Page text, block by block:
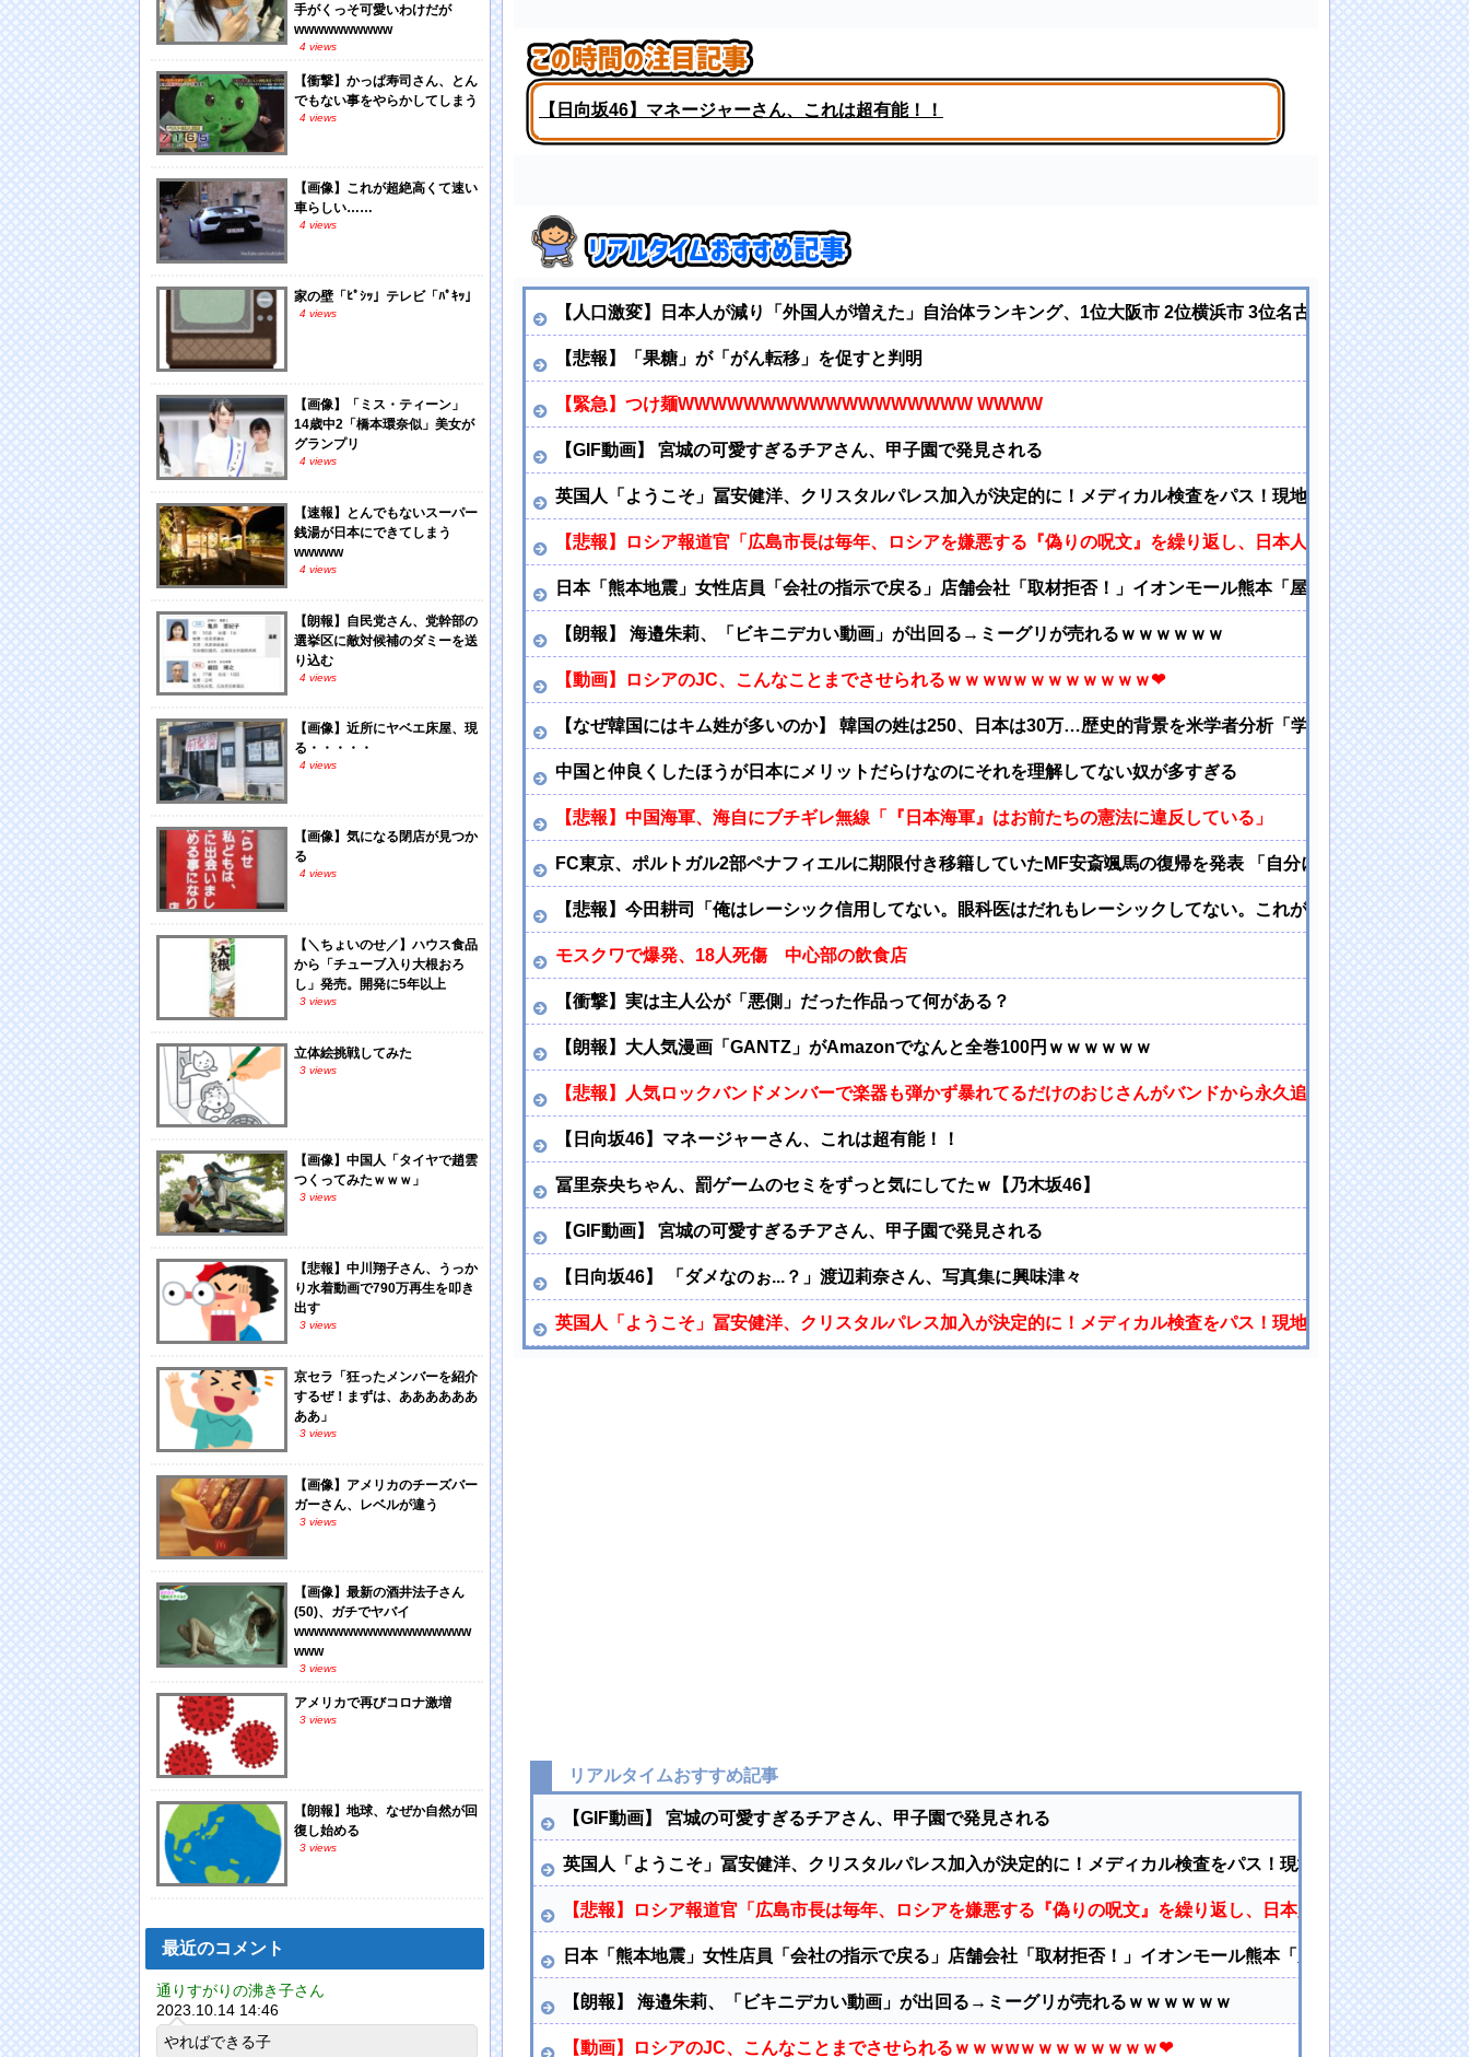
【日向坂46】マネージャーさん、これは超有能！！
【人口激変】日本人が減り「外国人が増えた」自治体ランキング、1位大阪市 2位横浜市 3位名古屋市 4位京都市 5
【悲報】「果糖」が「がん転移」を促すと判明
【緊急】つけ麺WWWWWWWWWWWWWWWWWW WWWW
【GIF動画】 宮城の可愛すぎるチアさん、甲子園で発見される
英国人「ようこそ」冨安健洋、クリスタルパレス加入が決定的に！メディカル検査をパス！現地サポが歓迎！アー
【悲報】ロシア報道官「広島市長は毎年、ロシアを嫌悪する『偽りの呪文』を繰り返し、日本人をゾンビ化させて
日本「熊本地震」女性店員「会社の指示で戻る」店舗会社「取材拒否！」イオンモール熊本「屋外の貯蔵ﾀﾝｸは無
【朗報】 海邉朱莉、「ビキニデカい動画」が出回る→ミーグリが売れるｗｗｗｗｗｗ
【動画】ロシアのJC、こんなことまでさせられるｗｗｗwｗｗｗｗｗｗｗｗ❤
【なぜ韓国にはキム姓が多いのか】 韓国の姓は250、日本は30万…歴史的背景を米学者分析「学問尊重と平和な歴
中国と仲良くしたほうが日本にメリットだらけなのにそれを理解してない奴が多すぎる
【悲報】中国海軍、海自にブチギレ無線「『日本海軍』はお前たちの憲法に違反している」
FC東京、ポルトガル2部ペナフィエルに期限付き移籍していたMF安斎颯馬の復帰を発表 「自分にできることを精一
【悲報】今田耕司「俺はレーシック信用してない。眼科医はだれもレーシックしてない。これが答えやんか」
モスクワで爆発、18人死傷 中心部の飲食店
【衝撃】実は主人公が「悪側」だった作品って何がある？
【朗報】大人気漫画「GANTZ」がAmazonでなんと全巻100円ｗｗｗｗｗｗ
【悲報】人気ロックバンドメンバーで楽器も弾かず暴れてるだけのおじさんがバンドから永久追放されてしまう・・
【日向坂46】マネージャーさん、これは超有能！！
冨里奈央ちゃん、罰ゲームのセミをずっと気にしてたｗ【乃木坂46】
【GIF動画】 宮城の可愛すぎるチアさん、甲子園で発見される
【日向坂46】 「ダメなのぉ...？」渡辺莉奈さん、写真集に興味津々
英国人「ようこそ」冨安健洋、クリスタルパレス加入が決定的に！メディカル検査をパス！現地サポが歓迎！アー
リアルタイムおすすめ記事
【GIF動画】 宮城の可愛すぎるチアさん、甲子園で発見される
英国人「ようこそ」冨安健洋、クリスタルパレス加入が決定的に！メディカル検査をパス！現地サポが歓迎！アー
【悲報】ロシア報道官「広島市長は毎年、ロシアを嫌悪する『偽りの呪文』を繰り返し、日本人をゾンビ化させて
日本「熊本地震」女性店員「会社の指示で戻る」店舗会社「取材拒否！」イオンモール熊本「屋外の貯蔵ﾀﾝｸは無
【朗報】 海邉朱莉、「ビキニデカい動画」が出回る→ミーグリが売れるｗｗｗｗｗｗ
【動画】ロシアのJC、こんなことまでさせられるｗｗｗwｗｗｗｗｗｗｗｗ❤
手がくっそ可愛いわけだが
wwwwwwwwww
4 views
【衝撃】かっぱ寿司さん、とん
でもない事をやらかしてしまう
4 views
【画像】これが超絶高くて速い
車らしい……
4 views
家の壁「ﾋﾟｼｯ」テレビ「ﾊﾟｷｯ」
4 views
【画像】「ミス・ティーン」
14歳中2「橋本環奈似」美女が
グランプリ
4 views
【速報】とんでもないスーパー
銭湯が日本にできてしまう
wwwww
4 views
【朗報】自民党さん、党幹部の
選挙区に敵対候補のダミーを送
り込む
4 views
【画像】近所にヤベエ床屋、現
る・・・・・
4 views
【画像】気になる閉店が見つか
る
4 views
【＼ちょいのせ／】ハウス食品
から「チューブ入り大根おろ
し」発売。開発に5年以上
3 views
立体絵挑戦してみた
3 views
【画像】中国人「タイヤで趙雲
つくってみたｗｗｗ」
3 views
【悲報】中川翔子さん、うっか
り水着動画で790万再生を叩き
出す
3 views
京セラ「狂ったメンバーを紹介
するぜ！まずは、ああああああ
ああ」
3 views
【画像】アメリカのチーズバー
ガーさん、レベルが違う
3 views
【画像】最新の酒井法子さん
(50)、ガチでヤバイ
wwwwwwwwwwwwwwwwww
www
3 views
アメリカで再びコロナ激増
3 views
【朗報】地球、なぜか自然が回
復し始める
3 views
最近のコメント
通りすがりの沸き子さん
2023.10.14 14:46
やればできる子